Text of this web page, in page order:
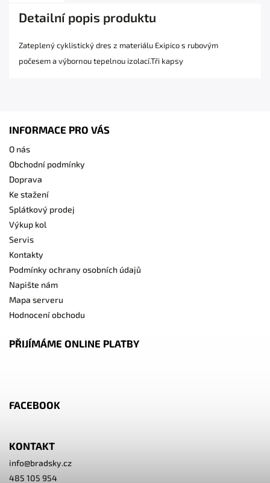
Detailní popis produktu
Zateplený cyklistický dres z materiálu Exipico s rubovým
počesem a výbornou tepelnou izolací.Tři kapsy
INFORMACE PRO VÁS
O nás
Obchodní podmínky
Doprava
Ke stažení
Splátkový prodej
Výkup kol
Servis
Kontakty
Podmínky ochrany osobních údajů
Napište nám
Mapa serveru
Hodnocení obchodu
PŘIJÍMÁME ONLINE PLATBY
FACEBOOK
KONTAKT
info@bradsky.cz
485 105 954